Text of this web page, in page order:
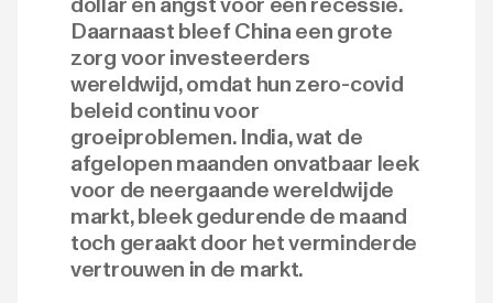
Daarnaast bleef China een grote
zorg voor investeerders
wereldwijd, omdat hun zero-covid
beleid continu voor
groeiproblemen. India, wat de
afgelopen maanden onvatbaar leek
voor de neergaande wereldwijde
markt, bleek gedurende de maand
toch geraakt door het verminderde
vertrouwen in de markt.